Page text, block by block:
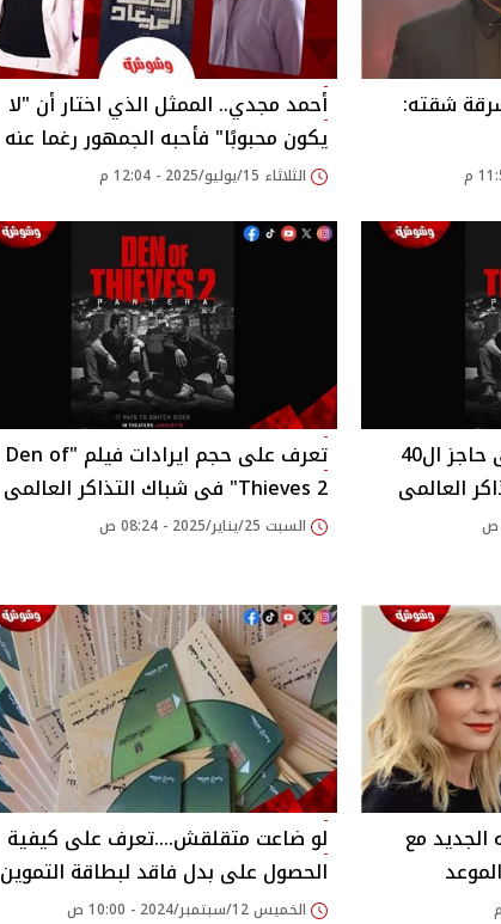
شقته:
أحمد مجدي.. الممثل الذي اختار أن "لا
يكون محبوبًا" فأحبه الجمهور رغما عنه
الثلاثاء 15/يوليو/2025 - 12:04 م
"Den of Thieves" يتخطى حاجز ال40
العالمى
تعرف على حجم ايرادات فيلم "Den of
Thieves 2" فى شباك التذاكر العالمى
السبت 25/يناير/2025 - 08:24 ص
الجديد مع
لو ضاعت متقلقش....تعرف على كيفية
الحصول على بدل فاقد لبطاقة التموين
الخميس 12/سبتمبر/2024 - 10:00 ص